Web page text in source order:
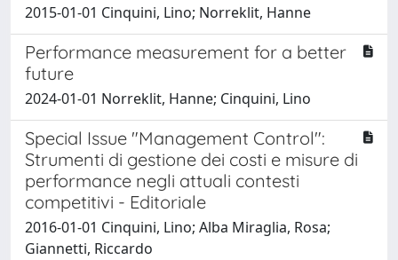
2015-01-01 Cinquini, Lino; Norreklit, Hanne
Performance measurement for a better
future
2024-01-01 Norreklit, Hanne; Cinquini, Lino
Special Issue "Management Control":
Strumenti di gestione dei costi e misure di
performance negli attuali contesti
competitivi - Editoriale
2016-01-01 Cinquini, Lino; Alba Miraglia, Rosa;
Giannetti, Riccardo